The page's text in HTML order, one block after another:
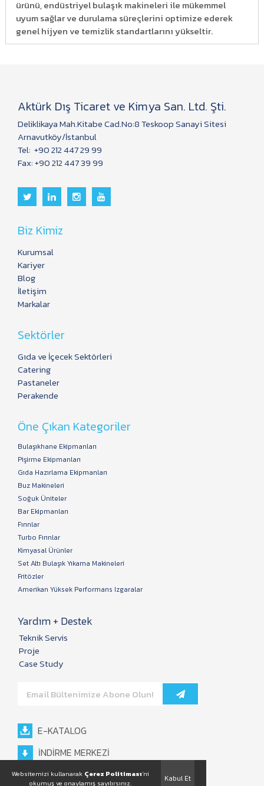
ürünü, endüstriyel bulaşık makineleri ile mükemmel
uyum sağlar ve durulama süreçlerini optimize ederek
genel hijyen ve temizlik standartlarını yükseltir.
Aktürk Dış Ticaret ve Kimya San. Ltd. Şti.
Deliklikaya Mah.Kitabe Cad.No:8 Teskoop Sanayi Sitesi
Arnavutköy/İstanbul
Tel: +90 212 447 29 99
Fax: +90 212 447 39 99
Biz Kimiz
Kurumsal
Kariyer
Blog
İletişim
Markalar
Sektörler
Gıda ve İçecek Sektörleri
Catering
Pastaneler
Perakende
Öne Çıkan Kategoriler
Bulaşıkhane Ekipmanları
Pişirme Ekipmanları
Gıda Hazırlama Ekipmanları
Buz Makineleri
Soğuk Üniteler
Bar Ekipmanları
Fırınlar
Turbo Fırınlar
Kimyasal Ürünler
Set Altı Bulaşık Yıkama Makineleri
Fritözler
Amerikan Yüksek Performans Izgaralar
Yardım + Destek
Teknik Servis
Proje
Case Study
E-KATALOG
İNDİRME MERKEZİ
Kabul Et
Websitemizi kullanarak Çerez Politiması'ni
okumuş ve onaylamış sayılırsınız.